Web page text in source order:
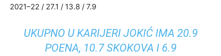
2021–22 / 27.1 / 13.8 / 7.9
UKUPNO U KARIJERI JOKIĆ IMA 20.9
POENA, 10.7 SKOKOVA I 6.9